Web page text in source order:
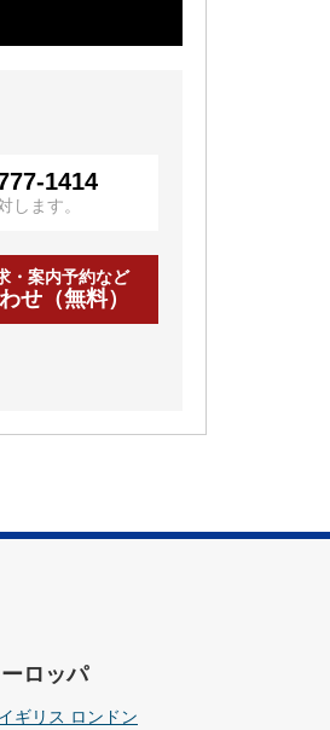
1414
します。
・案内予約など
せ（無料）
ロッパ
イギリス ロンドン